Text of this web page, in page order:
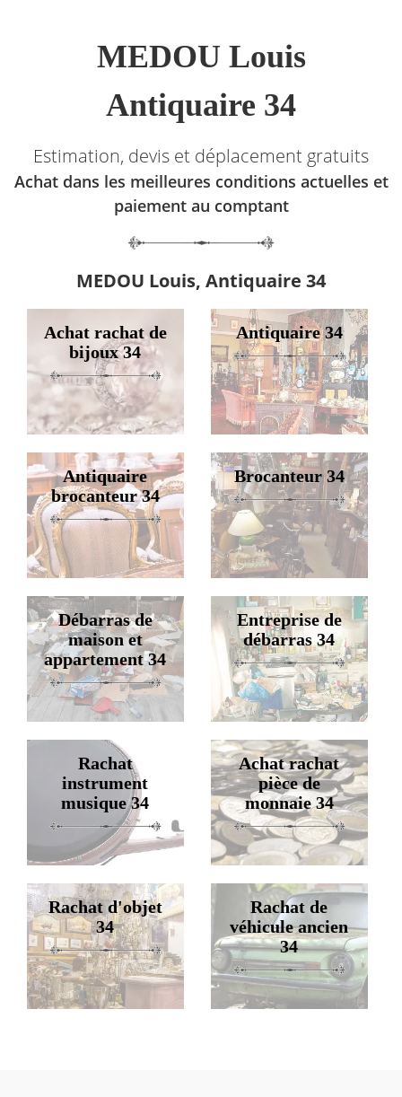
MEDOU Louis
Antiquaire 34
Estimation, devis et déplacement gratuits
Achat dans les meilleures conditions actuelles et
paiement au comptant
MEDOU Louis, Antiquaire 34
Achat rachat de
bijoux 34
Antiquaire 34
Antiquaire
brocanteur 34
Brocanteur 34
Débarras de
maison et
appartement 34
Entreprise de
débarras 34
Rachat
instrument
musique 34
Achat rachat
pièce de
monnaie 34
Rachat d'objet
34
Rachat de
véhicule ancien
34